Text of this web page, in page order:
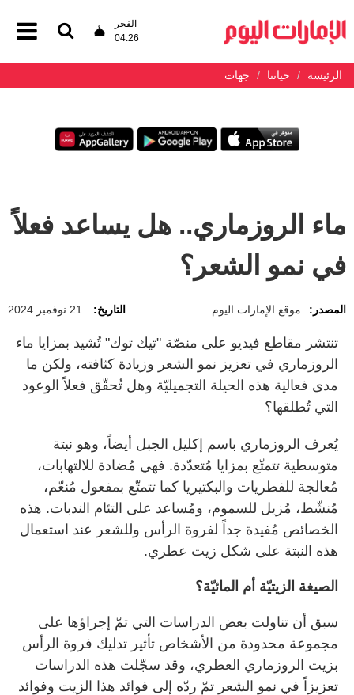
الفجر
04:26
الرئيسة حياتنا جهات
ماء الروزماري.. هل يساعد فعلاً
في نمو الشعر؟
المصدر: موقع الإمارات اليوم التاريخ: 21 نوفمبر 2024
تنتشر مقاطع فيديو على منصّة "تيك توك" تُشيد بمزايا ماء
الروزماري في تعزيز نمو الشعر وزيادة كثافته، ولكن ما
مدى فعالية هذه الحيلة التجميليّة وهل تُحقّق فعلاً الوعود
التي تُطلقها؟
يُعرف الروزماري باسم إكليل الجبل أيضاً، وهو نبتة
متوسطية تتمتّع بمزايا مُتعدّدة. فهي مُضادة للالتهابات،
مُعالجة للفطريات والبكتيريا كما تتمتّع بمفعول مُنعّم،
مُنشّط، مُزيل للسموم، ومُساعد على التئام الندبات. هذه
الخصائص مُفيدة جداً لفروة الرأس وللشعر عند استعمال
هذه النبتة على شكل زيت عطري.
الصيغة الزيتيّة أم المائيّة؟
سبق أن تناولت بعض الدراسات التي تمّ إجراؤها على
مجموعة محدودة من الأشخاص تأثير تدليك فروة الرأس
بزيت الروزماري العطري، وقد سجّلت هذه الدراسات
تعزيزاً في نمو الشعر تمّ ردّه إلى فوائد هذا الزيت وفوائد